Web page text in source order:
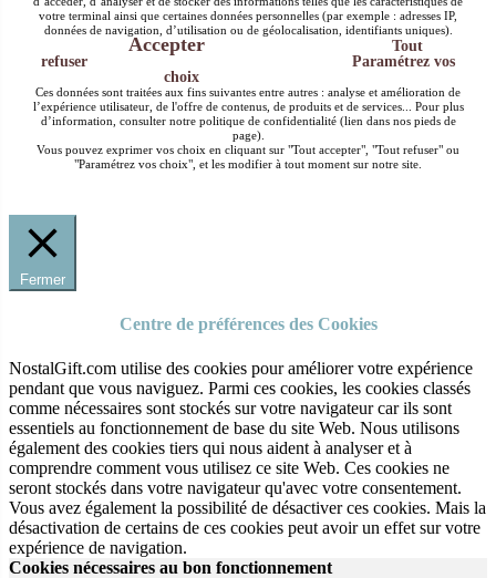
votre terminal ainsi que certaines données personnelles (par exemple : adresses IP,
données de navigation, d’utilisation ou de géolocalisation, identifiants uniques).
Accepter
Tout
refuser
Paramétrez vos
choix
Ces données sont traitées aux fins suivantes entre autres : analyse et amélioration de
l’expérience utilisateur, de l'offre de contenus, de produits et de services... Pour plus
d’information, consulter notre politique de confidentialité (lien dans nos pieds de
page).
Vous pouvez exprimer vos choix en cliquant sur "Tout accepter", "Tout refuser" ou
"Paramétrez vos choix", et les modifier à tout moment sur notre site.
Fermer
Centre de préférences des Cookies
NostalGift.com utilise des cookies pour améliorer votre expérience
pendant que vous naviguez. Parmi ces cookies, les cookies classés
comme nécessaires sont stockés sur votre navigateur car ils sont
essentiels au fonctionnement de base du site Web. Nous utilisons
également des cookies tiers qui nous aident à analyser et à
comprendre comment vous utilisez ce site Web. Ces cookies ne
seront stockés dans votre navigateur qu'avec votre consentement.
Vous avez également la possibilité de désactiver ces cookies. Mais la
désactivation de certains de ces cookies peut avoir un effet sur votre
expérience de navigation.
Cookies nécessaires au bon fonctionnement